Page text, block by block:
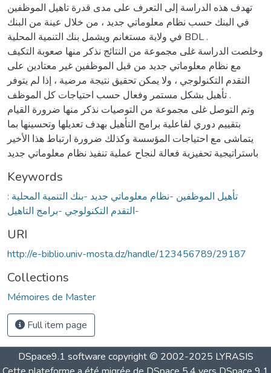
تهدف هذه الدراسة إلى التعرف على مدى قدرة تاهيل الموظفين
في البنك حسب نظام معلوماتي جديد ، من خلال عينة من البنك
في ولاية مستغانم ويشمل بنك التنمية المحلية BDL .
وخلصت الدراسة غلى مجموعة من النتائج نذكر منها صعوبة التكيف
مع نظام معلوماتي جديد من قبل الموظفين غير معتادين على
التقدم التكنولوجي ، ولا يمكن تحقيق نتيجة مرضية ، إذا لم يتوفر
تأهيل بشكل مستمر وفعال حسب احتياجات كل الموظف .
وتم التوصل غلى مجموعة من التوصيات نذكر منها ضرورة القيام
بتقييم دوري لفاعلية برامج التأهيل بهدف تعديلها وتحسينها بما
يتماشى مع احتياجات المؤسسة وكذلك ضرورة ارتباط هذا الأخير
باستراتيجية تحفيزية فعالة لنجاح عملية تنفيذ نظام معلوماتي جديد
Keywords
: تأهيل الموظفين -نظام معلوماتي جديد -بنك التنمية المحلية
-التقدم التكنولوجي -برامج التاهيل
URI
http://e-biblio.univ-mosta.dz/handle/123456789/29187
Collections
Mémoires de Master
Full item page
DSpace9.1 software copyright © 2002-2025 LYRASIS